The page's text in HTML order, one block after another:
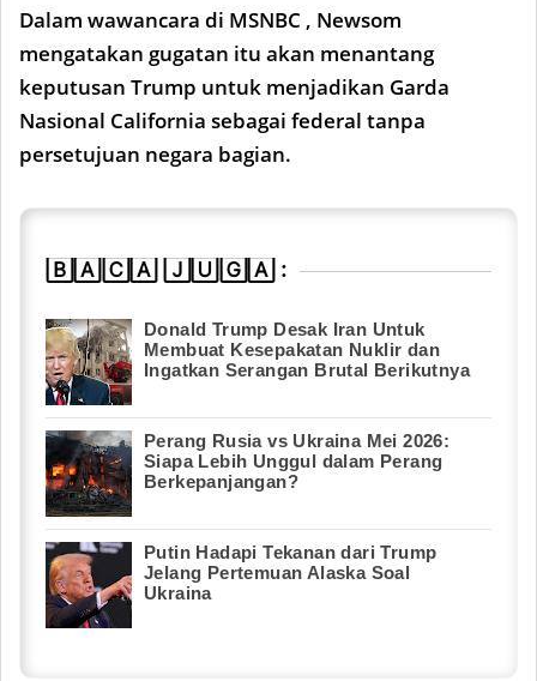
Dalam wawancara di MSNBC , Newsom
mengatakan gugatan itu akan menantang
keputusan Trump untuk menjadikan Garda
Nasional California sebagai federal tanpa
persetujuan negara bagian.
🄱🄰🄲🄰 🄹🅄🄶🄰 :
Donald Trump Desak Iran Untuk
Membuat Kesepakatan Nuklir dan
Ingatkan Serangan Brutal Berikutnya
Perang Rusia vs Ukraina Mei 2026:
Siapa Lebih Unggul dalam Perang
Berkepanjangan?
Putin Hadapi Tekanan dari Trump
Jelang Pertemuan Alaska Soal
Ukraina